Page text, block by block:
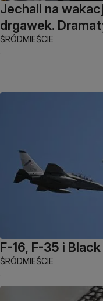
Jechali na
drgawek.
ŚRÓDMIEŚCIE
F-16, F-35 i
ŚRÓDMIEŚCIE